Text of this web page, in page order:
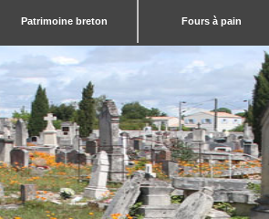
Patrimoine breton Fours à pain